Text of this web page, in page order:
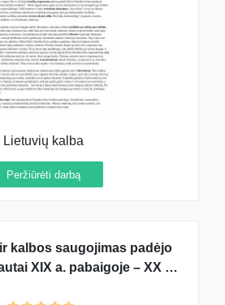
Lietuvių kalba
Peržiūrėti darbą
kalbos saugojimas padėjo
XIX a. pabaigoje – XX a.